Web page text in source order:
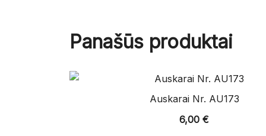
Panašūs produktai
Auskarai Nr. AU173
6,00 €